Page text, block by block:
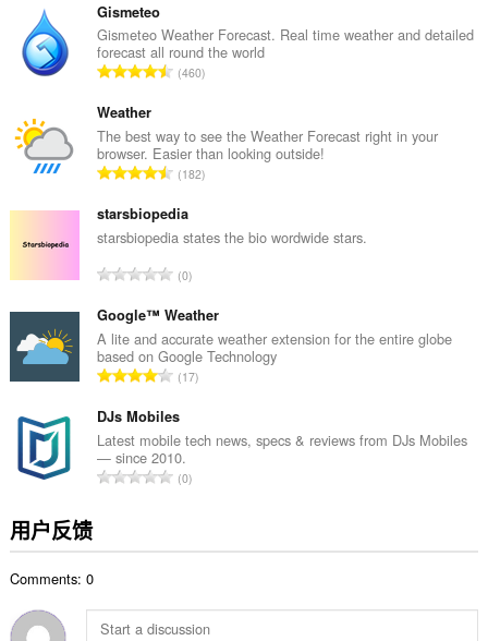
Gismeteo
Gismeteo Weather Forecast. Real time weather and detailed
forecast all round the world
总
次
数
：
460
Weather
The best way to see the Weather Forecast right in your
browser. Easier than looking outside!
总
分
次
：
182
starsbiopedia
starsbiopedia states the bio wordwide stars.
总
分
次
数
：
0
Google™ Weather
A lite and accurate weather extension for the entire globe
based on Google Technology
总
分
次
数
：
17
DJs Mobiles
Latest mobile tech news, specs & reviews from DJs Mobiles
— since 2010.
总
0
用户反馈
Comments: 0